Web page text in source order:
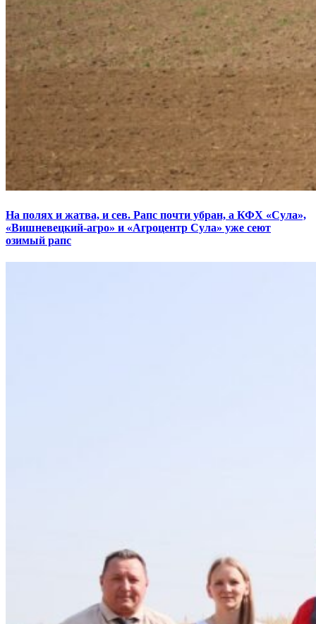
На полях и жатва, и сев. Рапс почти убран, а КФХ «Сула»,
«Вишневецкий-агро» и «Агроцентр Сула» уже сеют
озимый рапс